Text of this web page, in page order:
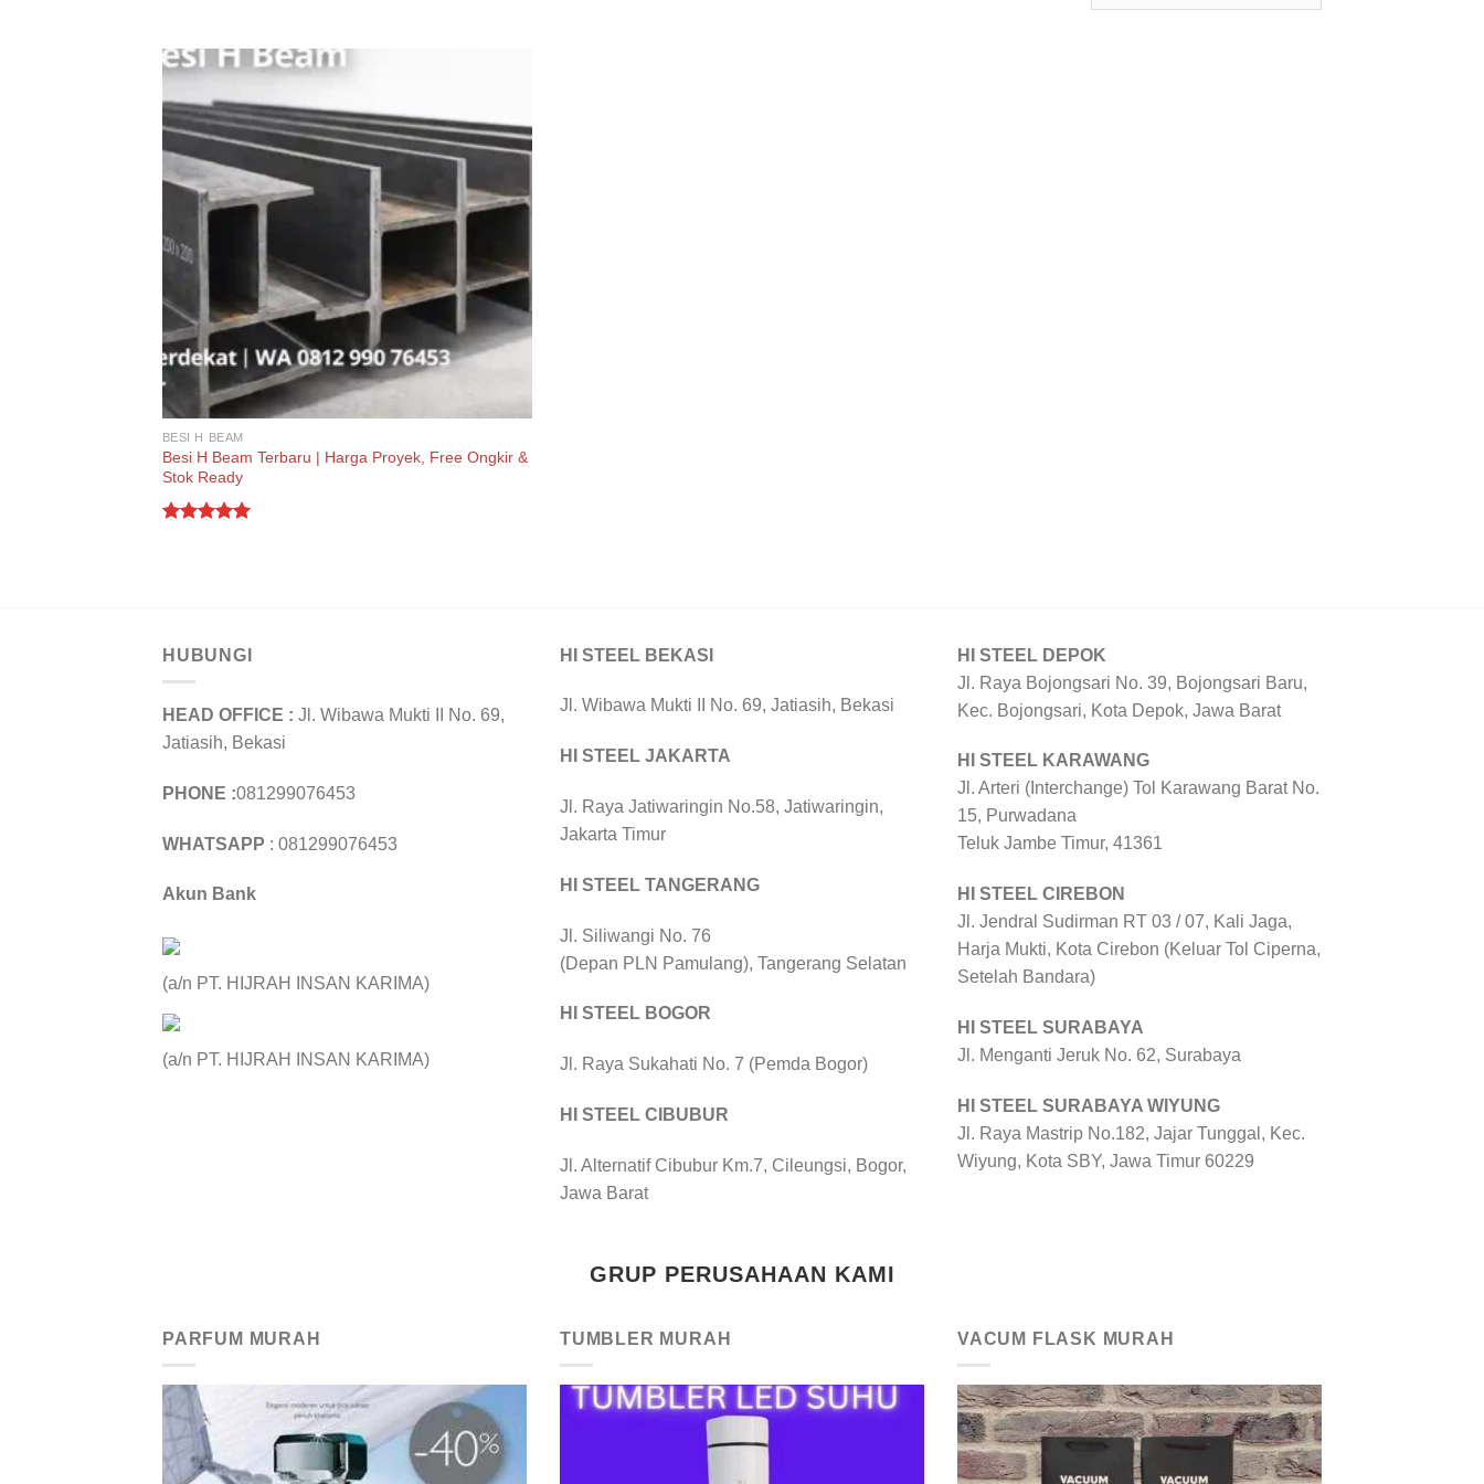
BESI H BEAM
Besi H Beam Terbaru | Harga Proyek, Free Ongkir &
Stok Ready
HUBUNGI
HEAD OFFICE : Jl. Wibawa Mukti II No. 69,
Jatiasih, Bekasi
PHONE :081299076453
WHATSAPP : 081299076453
Akun Bank
(a/n PT. HIJRAH INSAN KARIMA)
(a/n PT. HIJRAH INSAN KARIMA)
HI STEEL BEKASI
Jl. Wibawa Mukti II No. 69, Jatiasih, Bekasi
HI STEEL JAKARTA
Jl. Raya Jatiwaringin No.58, Jatiwaringin,
Jakarta Timur
HI STEEL TANGERANG
Jl. Siliwangi No. 76
(Depan PLN Pamulang), Tangerang Selatan
HI STEEL BOGOR
Jl. Raya Sukahati No. 7 (Pemda Bogor)
HI STEEL CIBUBUR
Jl. Alternatif Cibubur Km.7, Cileungsi, Bogor,
Jawa Barat
HI STEEL DEPOK
Jl. Raya Bojongsari No. 39, Bojongsari Baru,
Kec. Bojongsari, Kota Depok, Jawa Barat
HI STEEL KARAWANG
Jl. Arteri (Interchange) Tol Karawang Barat No.
15, Purwadana
Teluk Jambe Timur, 41361
HI STEEL CIREBON
Jl. Jendral Sudirman RT 03 / 07, Kali Jaga,
Harja Mukti, Kota Cirebon (Keluar Tol Ciperna,
Setelah Bandara)
HI STEEL SURABAYA
Jl. Menganti Jeruk No. 62, Surabaya
HI STEEL SURABAYA WIYUNG
Jl. Raya Mastrip No.182, Jajar Tunggal, Kec.
Wiyung, Kota SBY, Jawa Timur 60229
GRUP PERUSAHAAN KAMI
PARFUM MURAH TUMBLER MURAH VACUM FLASK MURAH